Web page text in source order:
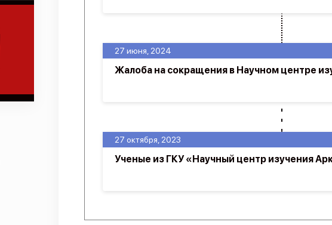
27 октября, 2023
Ученые из ГКУ «Научный центр изучения
27 июня, 2024
Жалоба на сокращения в Научном центре